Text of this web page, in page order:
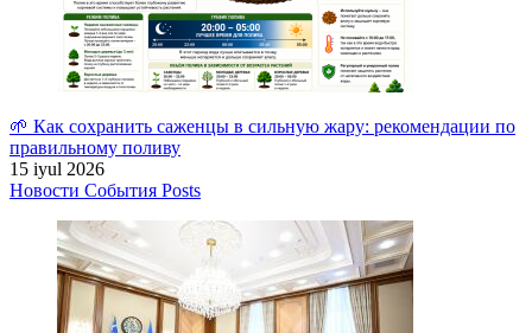
🌱 Как сохранить саженцы в сильную жару: рекомендации по
правильному поливу
15 iyul 2026
Новости События Posts